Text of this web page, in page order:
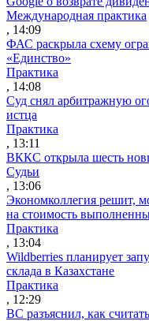
Международная практика
, 14:09
ФАС раскрыла схему
«Единство»
Практика
, 14:08
Суд снял арбитражную
истца
Практика
, 13:11
ВККС открыла шесть
Судьи
, 13:06
Экономколлегия решит,
на стоимость
Практика
, 13:04
Wildberries планирует
склада в Казахстане
Практика
, 12:29
ВС разъяснил, как